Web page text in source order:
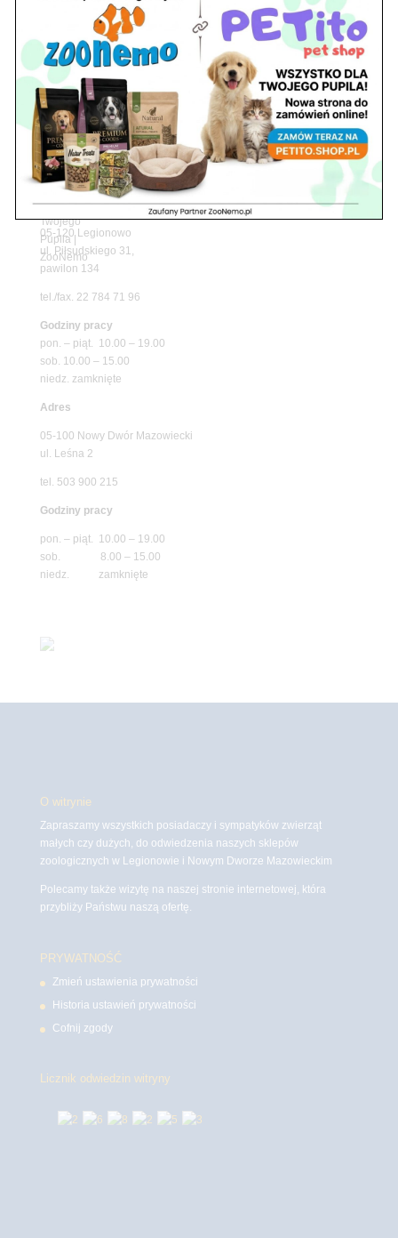
Z Życia Sklepu
Promocje
Upały wracają! Zadbaj o komfort swojego pupila
z matami chłodzącymi ZooNemo
Z Życia Sklepu
Petito Pet Shop – Internetowy Sklep Zoologiczny
Online! Wszystko Dla Twojego Pupila | ZooNemo
Znajdź nas
05-120 Legionowo
ul. Piłsudskiego 31,
pawilon 134
tel./fax. 22 784 71 96
Godziny pracy
pon. – piąt. 10.00 – 19.00
sob. 10.00 – 15.00
niedz. zamknięte
Adres
05-100 Nowy Dwór Mazowiecki
ul. Leśna 2
tel. 503 900 215
Godziny pracy
pon. – piąt. 10.00 – 19.00
sob. 8.00 – 15.00
niedz. zamknięte
O witrynie
Zapraszamy wszystkich posiadaczy i sympatyków zwierząt
małych czy dużych, do odwiedzenia naszych sklepów
zoologicznych w Legionowie i Nowym Dworze Mazowieckim
Polecamy także wizytę na naszej stronie internetowej, która
przybliży Państwu naszą ofertę.
PRYWATNOŚĆ
Zmień ustawienia prywatności
Historia ustawień prywatności
Cofnij zgody
Licznik odwiedzin witryny